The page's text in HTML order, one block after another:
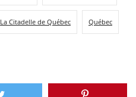
La Citadelle de Québec Québec